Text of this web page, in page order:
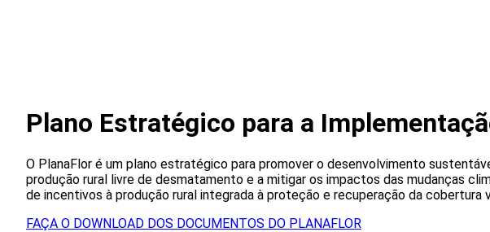
Plano Estratégico para a
O PlanaFlor é um plano estratégico para promover o desenvolvimento
produção rural livre de desmatamento e a mitigar os impactos das mudanças
de incentivos à produção rural integrada à proteção e recuperação da
FAÇA O DOWNLOAD DOS DOCUMENTOS DO PLANAFLOR